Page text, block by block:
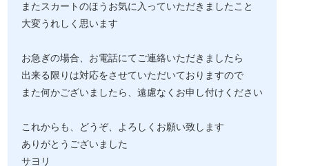
またスカートのほうお気に入っていただきましたこと
大変うれしく思います
お急ぎの場合、お電話にてご連絡いただきましたら
出来る限りは対応をさせていただいておりますので
また何かございましたら、遠慮なくお申し付けください
これからも、どうぞ、よろしくお願い致します
ありがとうございました
サヨリ